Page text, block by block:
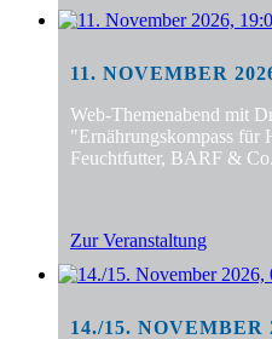
11. NOVEMBER
Web-Themenabend mit
"Ernährungskompass für
Feuchtfutter, BARF &
Zur Veranstaltung
14./15. NOVEMBER